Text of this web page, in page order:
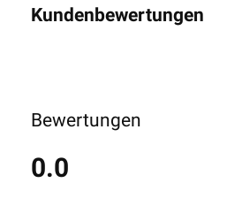
Kundenbewertungen
Bewertungen
0.0